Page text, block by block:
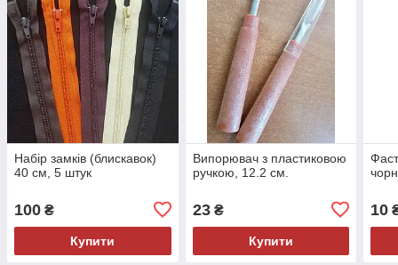
Набір замків (блискавок)
40 см, 5 штук
100 ₴
Купити
Випорювач з пластиковою
ручкою, 12.2 см.
23₴
Купити
10